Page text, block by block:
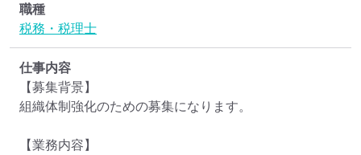
職種
税務・税理士
仕事内容
【募集背景】
組織体制強化のための募集になります。
【業務内容】